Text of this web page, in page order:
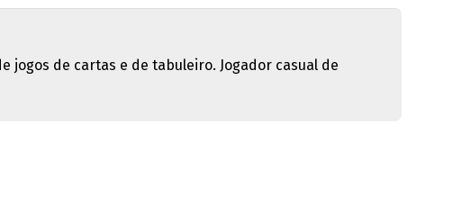
jogos de cartas e de tabuleiro. Jogador casual de